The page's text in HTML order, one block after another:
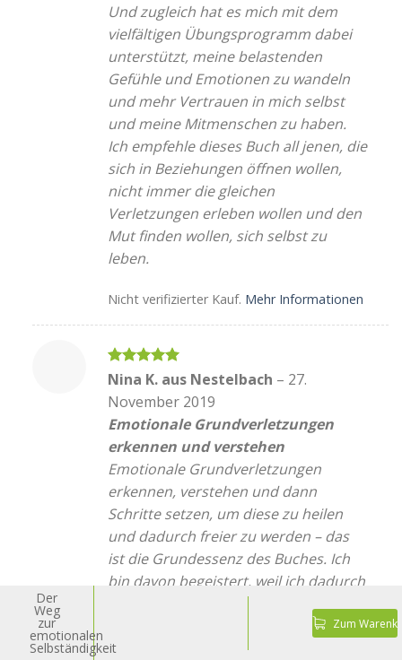
Der
Weg
zur
emotionalen
Selbständigkeit
Zum
Und zugleich hat es mich mit dem
vielfältigen Übungsprogramm dabei
unterstützt, meine belastenden
Gefühle und Emotionen zu wandeln
und mehr Vertrauen in mich selbst
und meine Mitmenschen zu haben.
Ich empfehle dieses Buch all jenen, die
sich in Beziehungen öffnen wollen,
nicht immer die gleichen
Verletzungen erleben wollen und den
Mut finden wollen, sich selbst zu
leben.
Nicht verifizierter Kauf. Mehr Informationen
Bewertet
5
Nina K. aus Nestelbach – 27.
November 2019
Emotionale Grundverletzungen
erkennen und verstehen
Emotionale Grundverletzungen
erkennen, verstehen und dann
Schritte setzen, um diese zu heilen
und dadurch freier zu werden – das
ist die Grundessenz des Buches. Ich
bin davon begeistert, weil ich dadurch
gefangen bin, aus denen ich mich
allein nicht befreien konnte. Sehr zu